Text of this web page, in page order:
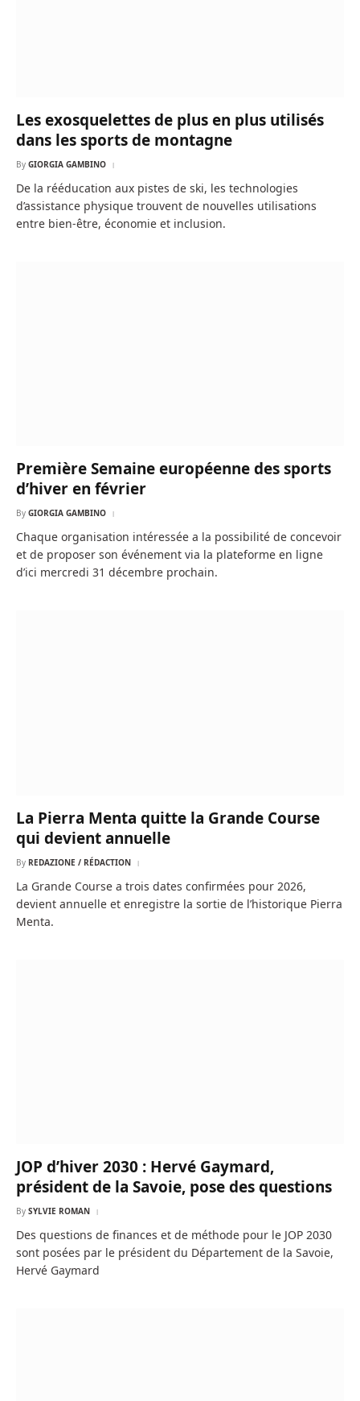
Les exosquelettes de plus en plus utilisés
dans les sports de montagne
By GIORGIA GAMBINO
De la rééducation aux pistes de ski, les technologies
d’assistance physique trouvent de nouvelles utilisations
entre bien-être, économie et inclusion.
Première Semaine européenne des sports
d’hiver en février
By GIORGIA GAMBINO
Chaque organisation intéressée a la possibilité de concevoir
et de proposer son événement via la plateforme en ligne
d’ici mercredi 31 décembre prochain.
La Pierra Menta quitte la Grande Course
qui devient annuelle
By REDAZIONE / RÉDACTION
La Grande Course a trois dates confirmées pour 2026,
devient annuelle et enregistre la sortie de l’historique Pierra
Menta.
JOP d’hiver 2030 : Hervé Gaymard,
président de la Savoie, pose des questions
By SYLVIE ROMAN
Des questions de finances et de méthode pour le JOP 2030
sont posées par le président du Département de la Savoie,
Hervé Gaymard